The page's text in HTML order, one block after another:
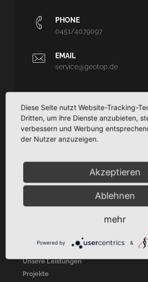
PHONE
0451/4079097
EMAIL
service@geotop.de
GEOTOP
Ingenieurvermessung und
TaCSy/MaUSy/GolfMan: Technisches
Liegenschaftsmanagement
Unsere Leistungen
Projekte
Diese Seite nutzt Website-Tracking-
Dritten, um ihre Dienste anzubieten,
verbessern und Werbung
der Nutzer anzuzeigen.
Akzeptieren
Ablehnen
mehr
Powered by &